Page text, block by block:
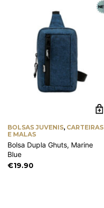
BOLSAS JUVENIS, CARTEIRAS
E MALAS
Bolsa Dupla Ghuts, Marine
Blue
€19.90